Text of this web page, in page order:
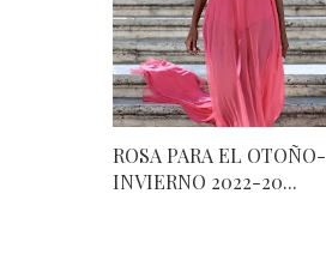
ROSA PARA EL OTOÑO-
INVIERNO 2022-20...